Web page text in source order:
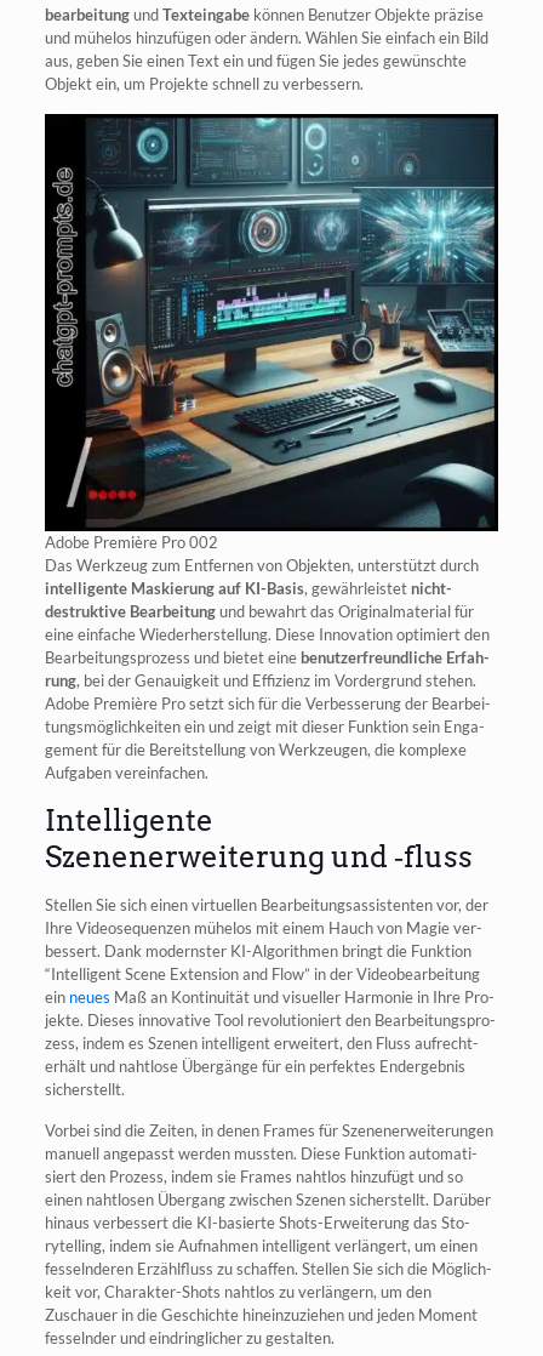
be­ar­bei­tungundText­ein­ga­bekön­nen Benut­zer Objek­te prä­zi­se
und mühe­los hin­zu­fü­gen oder ändern. Wäh­len Sie ein­fach ein Bild
aus, geben Sie einen Text ein und fügen Sie jedes gewünsch­te
Objekt ein, um Pro­jek­te schnell zu verbessern.
Ado­be Pre­miè­re Pro 002
Das Werk­zeug zum Ent­fer­nen von Objek­ten, unter­stützt durch
intel­li­gen­te Mas­kie­rung auf KI-Basis, gewähr­leis­tet nicht-
destruk­ti­ve Bear­bei­tungund bewahrt das Ori­gi­nal­ma­te­ri­al für
eine ein­fa­che Wie­der­her­stel­lung. Die­se Inno­va­ti­on opti­miert den
Bear­bei­tungs­pro­zess und bie­tet eine benut­zer­freund­li­che Erfah­
rung, bei der Genau­ig­keit und Effi­zi­enz im Vor­der­grund ste­hen.
Ado­be Pre­miè­re Pro setzt sich für die Ver­bes­se­rung der Bear­bei­
tungs­mög­lich­kei­ten ein und zeigt mit die­ser Funk­ti­on sein Enga­
ge­ment für die Bereit­stel­lung von Werk­zeu­gen, die kom­ple­xe
Auf­ga­ben vereinfachen.
Intelligente
Szenenerweiterung und ‑fluss
Stel­len Sie sich einen vir­tu­el­len Bear­bei­tungs­as­sis­ten­ten vor, der
Ihre Video­se­quen­zen mühe­los mit einem Hauch von Magie ver­
bes­sert. Dank moderns­ter KI-Algo­rith­men bringt die Funk­ti­on
“Intel­li­gent Sce­ne Exten­si­on and Flow” in der Video­be­ar­bei­tung
ein neu­es Maß an Kon­ti­nui­tät und visu­el­ler Har­mo­nie in Ihre Pro­
jek­te. Die­ses inno­va­ti­ve Tool revo­lu­tio­niert den Bear­bei­tungs­pro­
zess, indem es Sze­nen intel­li­gent erwei­tert, den Fluss auf­recht­
erhält und naht­lo­se Über­gän­ge für ein per­fek­tes End­ergeb­nis
sicherstellt.
Vor­bei sind die Zei­ten, in denen Frames für Sze­n­e­n­er­wei­te­run­gen
manu­ell ange­passt wer­den muss­ten. Die­se Funk­ti­on auto­ma­ti­
siert den Pro­zess, indem sie Frames naht­los hin­zu­fügt und so
einen naht­lo­sen Über­gang zwi­schen Sze­nen sicher­stellt. Dar­über
hin­aus ver­bes­sert die KI-basier­te Shots-Erwei­te­rung das Sto­
rytel­ling, indem sie Auf­nah­men intel­li­gent ver­län­gert, um einen
fes­seln­de­ren Erzähl­fluss zu schaf­fen. Stel­len Sie sich die Mög­lich­
keit vor, Cha­rak­ter-Shots naht­los zu ver­län­gern, um den
Zuschau­er in die Geschich­te hin­ein­zu­zie­hen und jeden Moment
fes­seln­der und ein­dring­li­cher zu gestalten.